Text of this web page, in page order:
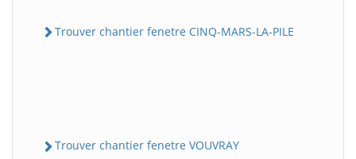
Trouver chantier fenetre CINQ-MARS-LA-PILE
Trouver chantier fenetre VOUVRAY